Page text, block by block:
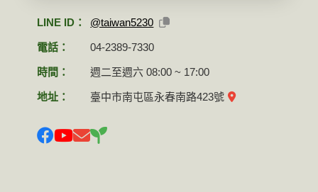
LINE ID： @taiwan5230
電話： 04-2389-7330
時間： 週二至週六 08:00 ~ 17:00
地址： 臺中市南屯區永春南路423號